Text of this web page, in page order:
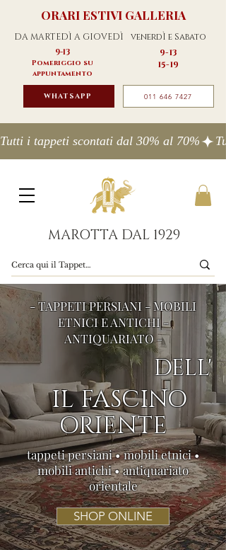
ORARI ESTIVI GALLERIA
DA MARTEDÌ A GIOVEDÌ venerdÌ e Sabato
9-13
Pomeriggio su
appuntamento
9-13
15-19
WHATSAPP 011 646 7427
Tutti i tappeti scontati dal 30% al 70%
MAROTTA DAL 1929
- TAPPETI PERSIANI - MOBILI
ETNICI E ANTICHI -
ANTIQUARIATO -
DELL'
IL FASCINO
ORIENTE
tappeti persiani • mobili etnici •
mobili antichi • antiquariato
orientale
SHOP ONLINE